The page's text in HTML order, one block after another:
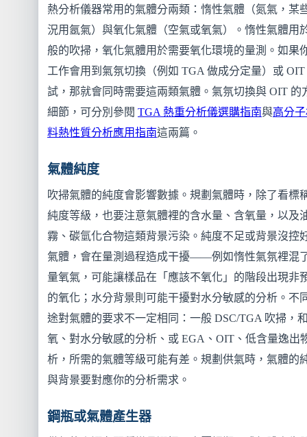
熱分析儀器常用的氣體分兩類：惰性氣體（氮氣，某
況用氬氣）與氧化氣體（空氣或氧氣）。惰性氣體用
般的吹掃，氧化氣體用於需要氧化環境的量測。如果
工作會用到氣氛切換（例如 TGA 做成分定量）或 OIT
試，那就會同時需要這兩類氣體。氣氛切換與 OIT 的
細節，可分別參閱 TGA 熱重分析儀選購指南與高分
料熱性質分析應用指南這兩篇。
氣體純度
吹掃氣體的純度會影響數據。規劃氣體時，除了看標
純度等級，也要注意氣體裡的含水量、含氧量，以及
霧、碳氫化合物這類背景污染。純度不足或背景沒控
氣體，會在量測過程造成干擾——例如惰性氣氛裡混
量氧氣，可能讓樣品在「應該不氧化」的階段出現非
的氧化；水分背景則可能干擾對水分敏感的分析。不
途對氣體的要求不一定相同：一般 DSC/TGA 吹掃，
氧、對水分敏感的分析、或 EGA、OIT、低含量逸出
析，所需的氣體等級可能有差。規劃供氣時，氣體的
與背景要對應你的分析需求。
鋼瓶或氣體產生器